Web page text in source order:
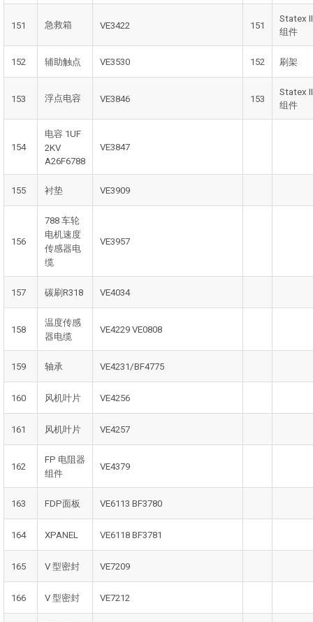
151 急救箱 VE3422 151
Statex
组件
152 辅助触点 VE3530 152 刷架
153 浮点电容 VE3846 153
Statex
组件
154
电容 1UF
2KV
A26F6788
VE3847
155 衬垫 VE3909
156
788 车轮
电机速度
传感器电
缆
VE3957
157 碳刷R318 VE4034
158
温度传感
器电缆
VE4229 VE0808
159 轴承 VE4231/BF4775
160 风机叶片 VE4256
161 风机叶片 VE4257
162
FP 电阻器
组件
VE4379
163 FDP面板 VE6113 BF3780
164 XPANEL VE6118 BF3781
165 V 型密封 VE7209
166 V 型密封 VE7212